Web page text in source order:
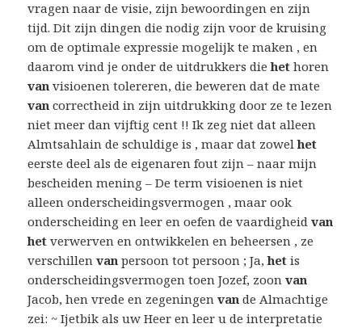
vragen naar de visie, zijn bewoordingen en zijn
tijd. Dit zijn dingen die nodig zijn voor de kruising
om de optimale expressie mogelijk te maken , en
daarom vind je onder de uitdrukkers diehet horen
van visioenen tolereren, die beweren dat de mate
van correctheid in zijn uitdrukking door ze te lezen
niet meer dan vijftig cent !! Ik zeg niet dat alleen
Almtsahlain de schuldige is , maar dat zowelhet
eerste deel als de eigenaren fout zijn – naar mijn
bescheiden mening – De term visioenen is niet
alleen onderscheidingsvermogen , maar ook
onderscheiding en leer en oefen de vaardigheidvan
het verwerven en ontwikkelen en beheersen , ze
verschillenvan persoon tot persoon ; Ja,het is
onderscheidingsvermogen toen Jozef, zoonvan
Jacob, hen vrede en zegeningenvan de Almachtige
zei: ~ Ijetbik als uw Heer en leer u de interpretatie